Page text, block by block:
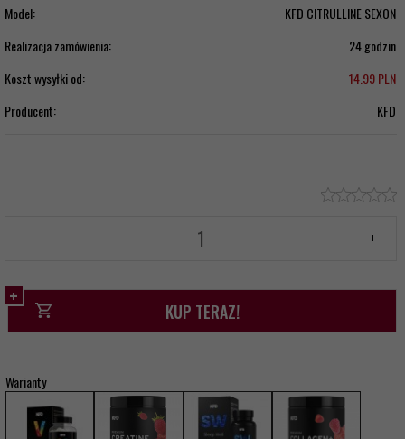
Model:
KFD CITRULLINE SEXON
Realizacja zamówienia:
24 godzin
Koszt wysyłki od:
14.99 PLN
Producent:
KFD
KUP TERAZ!
Warianty